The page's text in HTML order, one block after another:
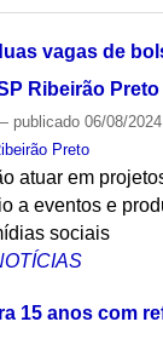
vagas de
Ribeirão Preto
publicado06/08/2024
Preto
atuar em
a eventos e
sociais
15 anos com